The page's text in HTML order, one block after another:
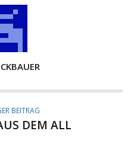
BEITRAG
DEM ALL